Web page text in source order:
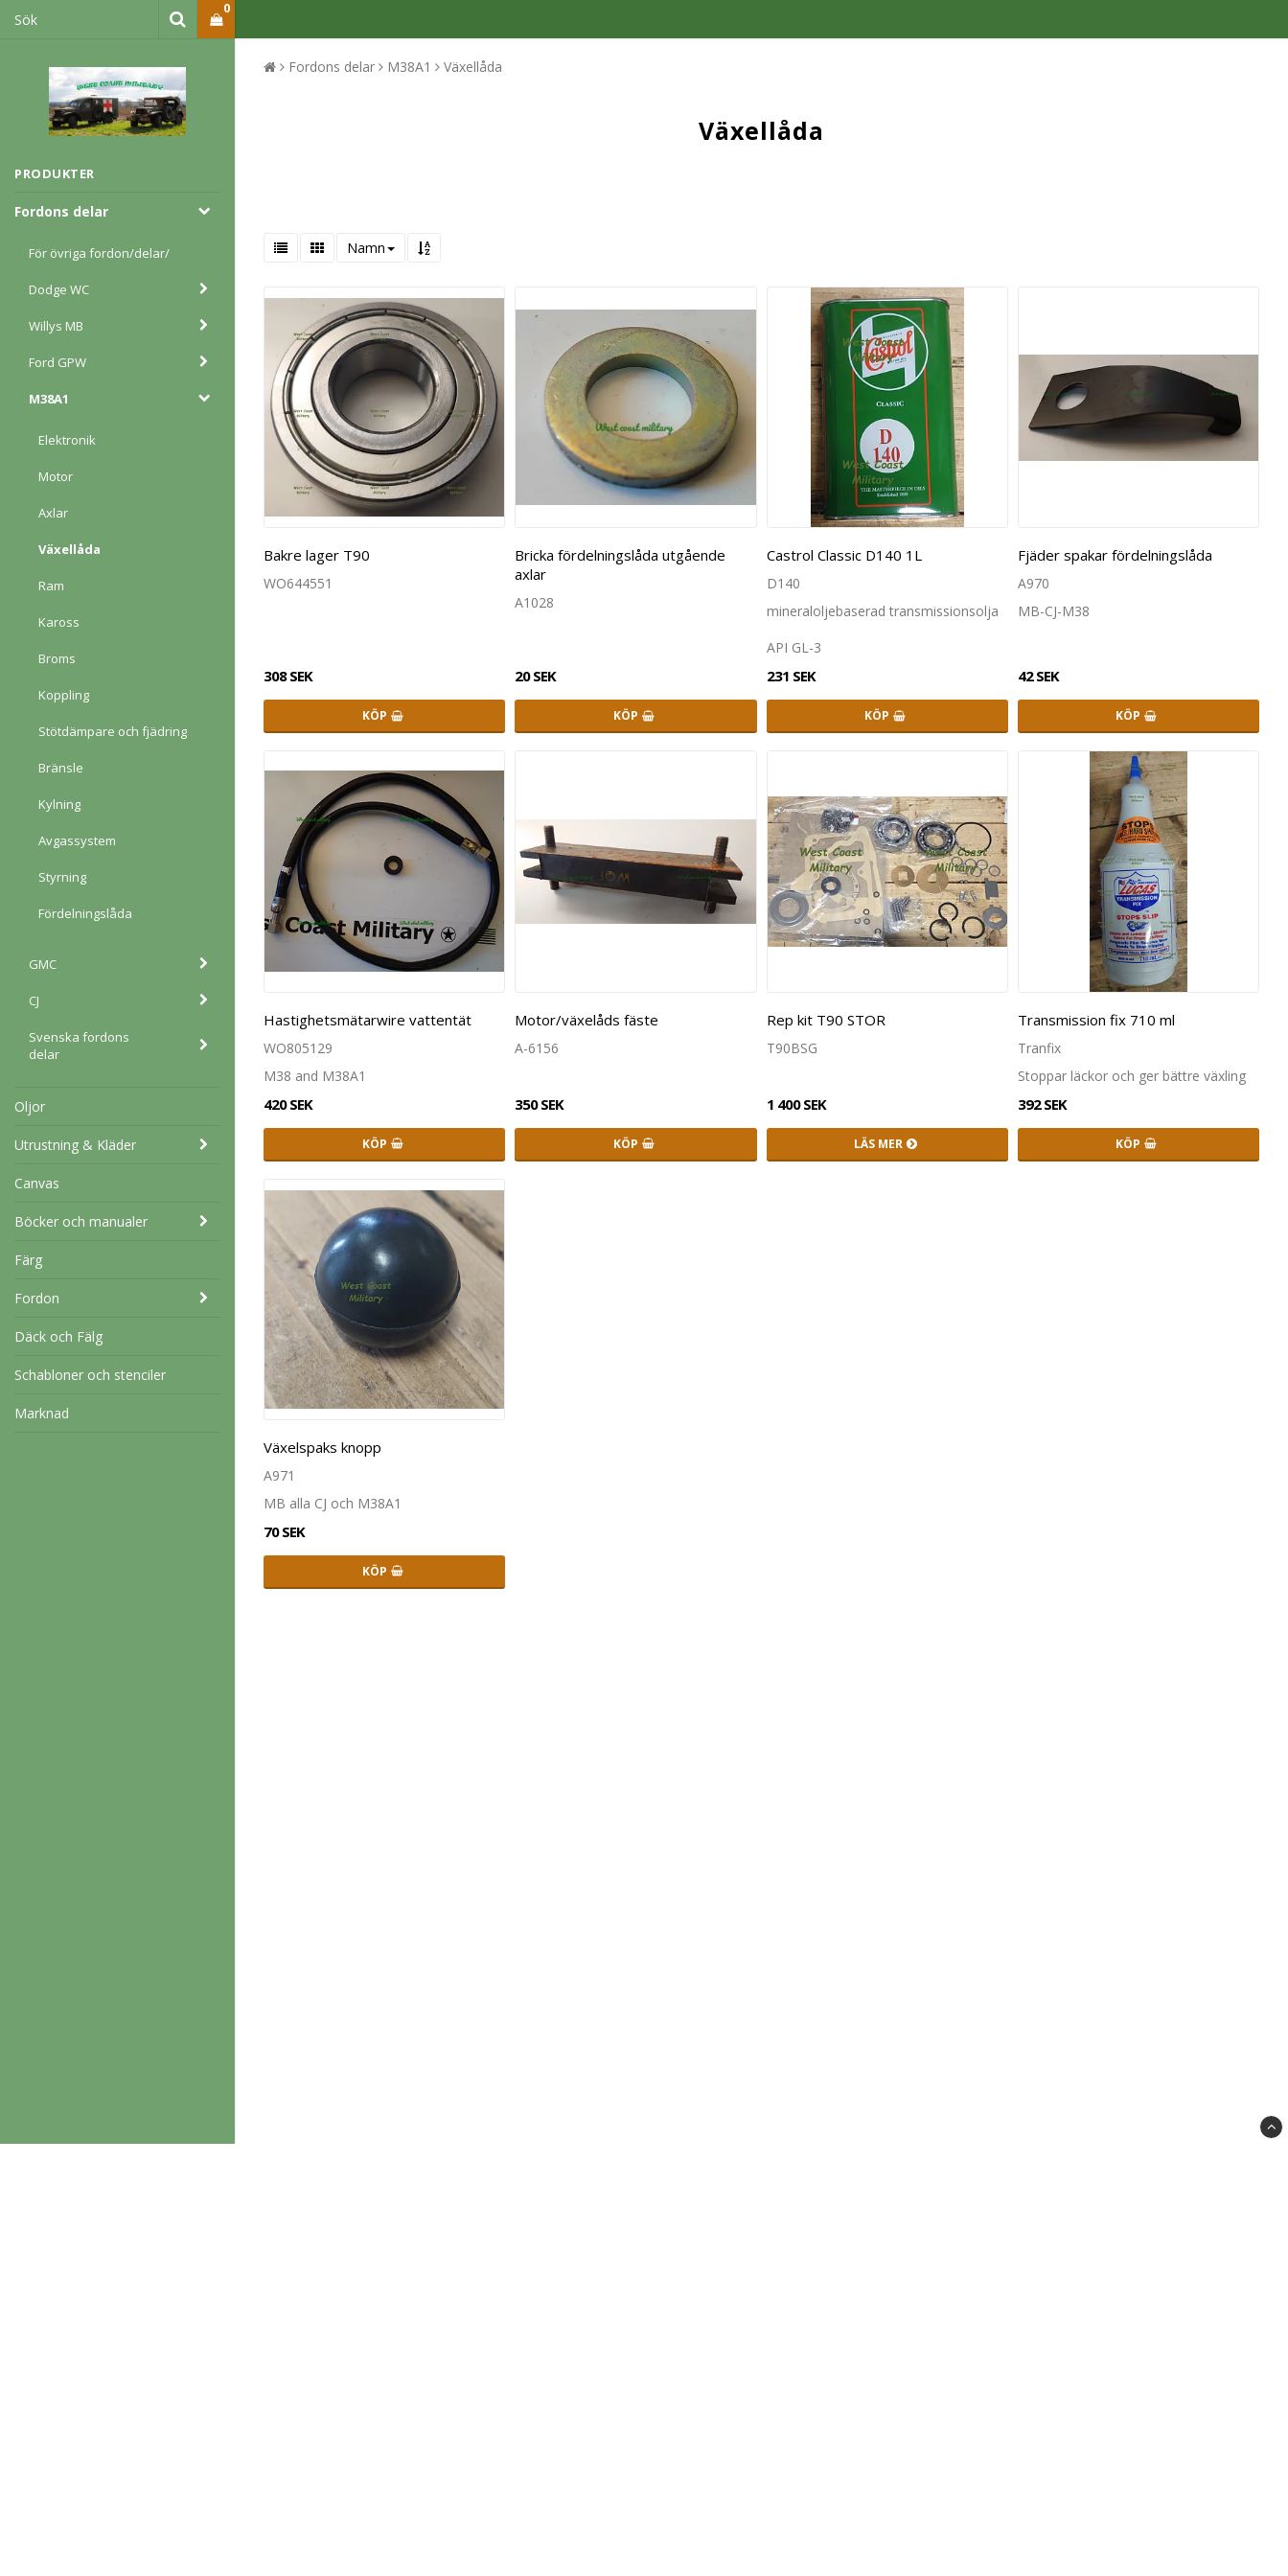
0
PRODUKTER
Fordons delar
För övriga fordon/delar/
Dodge WC
Willys MB
Ford GPW
M38A1
Elektronik
Motor
Axlar
Växellåda
Ram
Kaross
Broms
Koppling
Stötdämpare och fjädring
Bränsle
Kylning
Avgassystem
Styrning
Fördelningslåda
GMC
CJ
Svenska fordons
delar
Oljor
Utrustning & Kläder
Canvas
Böcker och manualer
Färg
Fordon
Däck och Fälg
Schabloner och stenciler
Marknad
Fordons delar M38A1 Växellåda
Växellåda
Namn
Bakre lager T90
WO644551
308 SEK
KÖP
Bricka fördelningslåda utgående
axlar
A1028
20 SEK
KÖP
Castrol Classic D140 1L
D140
mineraloljebaserad transmissionsolja
API GL-3
231 SEK
KÖP
Fjäder spakar fördelningslåda
A970
MB-CJ-M38
42 SEK
KÖP
Hastighetsmätarwire vattentät
WO805129
M38 and M38A1
420 SEK
KÖP
Motor/växelåds fäste
A-6156
350 SEK
KÖP
Rep kit T90 STOR
T90BSG
1 400 SEK
LÄS MER
Transmission fix 710 ml
Tranfix
Stoppar läckor och ger bättre växling
392 SEK
KÖP
Växelspaks knopp
A971
MB alla CJ och M38A1
70 SEK
KÖP